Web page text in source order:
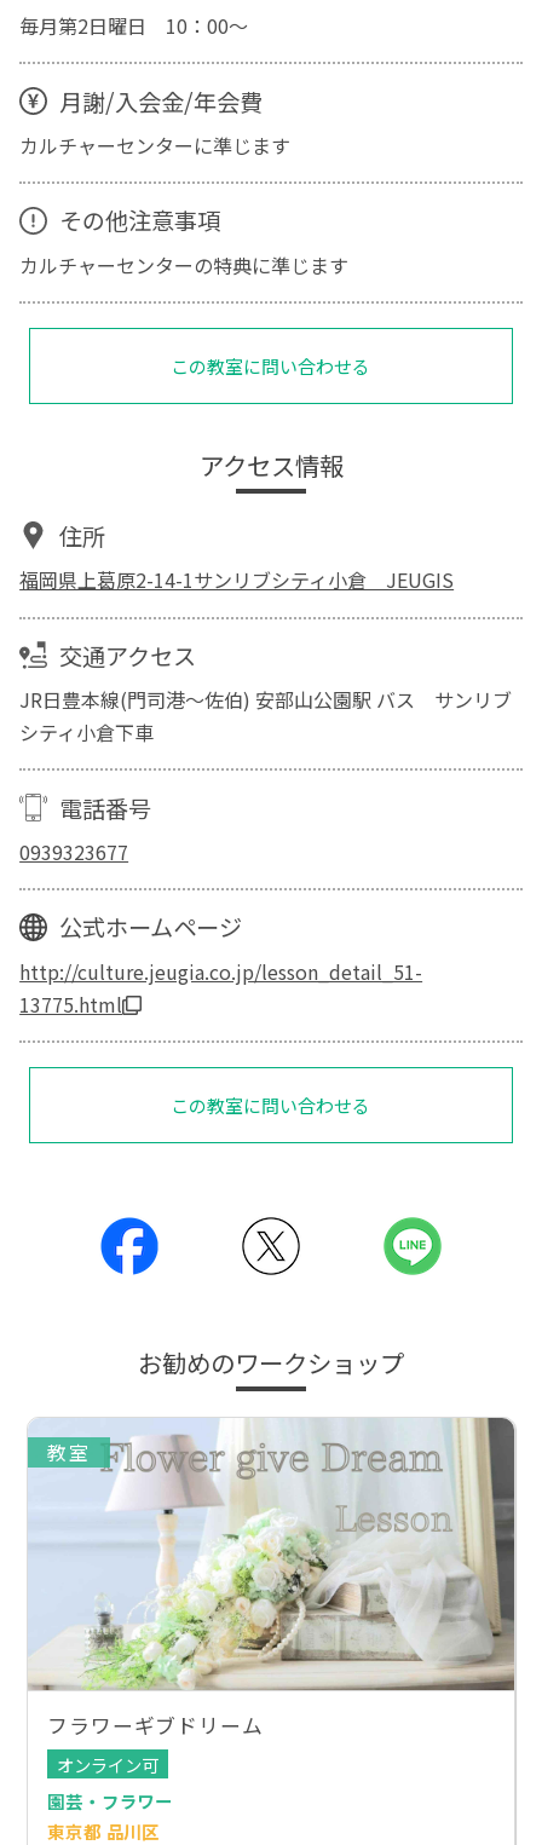
毎月第2日曜日 10：00～
月謝/入会金/年会費
カルチャーセンターに準じます
その他注意事項
カルチャーセンターの特典に準じます
この教室に問い合わせる
アクセス情報
住所
福岡県上葛原2-14-1サンリブシティ小倉 JEUGIS
交通アクセス
JR日豊本線(門司港～佐伯) 安部山公園駅 バス サンリブ
シティ小倉下車
電話番号
0939323677
公式ホームページ
http://culture.jeugia.co.jp/lesson_detail_51-
13775.html
この教室に問い合わせる
お勧めのワークショップ
教室
フラワーギブドリーム
オンライン可
園芸・フラワー
東京都 品川区